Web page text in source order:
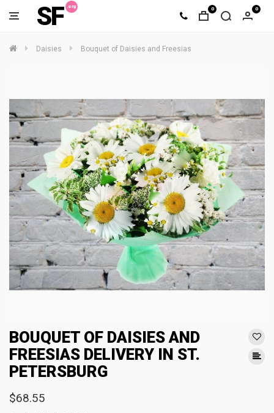
SF 0 0
Daisies Bouquet of Daisies and Freesias
BOUQUET OF DAISIES AND
FREESIAS DELIVERY IN ST.
PETERSBURG
$68.55